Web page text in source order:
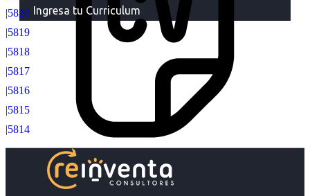
Ingresa tu Curriculum
|5820
|5819
|5818
|5817
|5816
|5815
|5814